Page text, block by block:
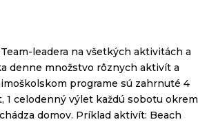
leadera na všetkých aktivitách a
denne množstvo rôznych aktivít a
programe sú zahrnuté 4
1 celodenný výlet každú sobotu okrem
domov. Príklad aktivít: Beach